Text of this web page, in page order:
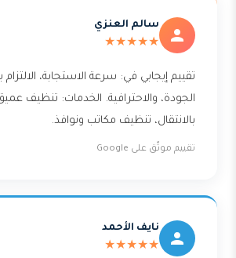
سالم العنزي
★★★★★
تقييم إيجابي في: سرعة الاستجابة، الالتزام
الجودة، والاحترافية. الخدمات: تنظيف
بالانتقال، تنظيف مكاتب ونوافذ.
تقييم موثّق على Google
نايف الأحمد
★★★★★